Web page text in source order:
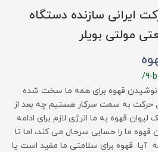
ایرانی سازنده دستگاه
مولتی بویلر
/9-
نوشیدن قهوه برای همه ما سخت شده
به سمت سرکار هستیم چه بعد از
قهوه به ما انرژی لازم برای ادامه
ما را حسابی سرحال می کند،‌ اما تا
آیا قهوه برای سلامتی ما مفید است یا